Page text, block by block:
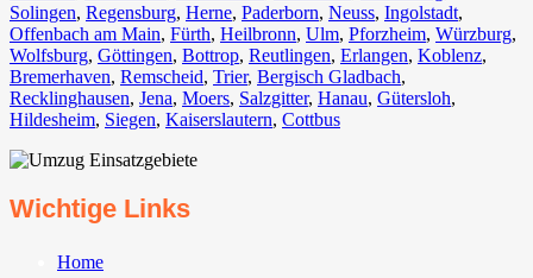
Solingen, Regensburg, Herne⁠, Paderborn, Neuss, Ingolstadt,
Offenbach am Main, Fürth⁠, Heilbronn, Ulm⁠, Pforzheim, Würzburg,
Wolfsburg⁠, Göttingen, Bottrop, Reutlingen, Erlangen⁠, Koblenz,
Bremerhaven⁠, Remscheid, Trier⁠, Bergisch Gladbach,
Recklinghausen, Jena⁠, Moers⁠, Salzgitter⁠, Hanau, Gütersloh,
Hildesheim⁠, Siegen⁠, Kaiserslautern⁠, Cottbus⁠
Wichtige Links
Home